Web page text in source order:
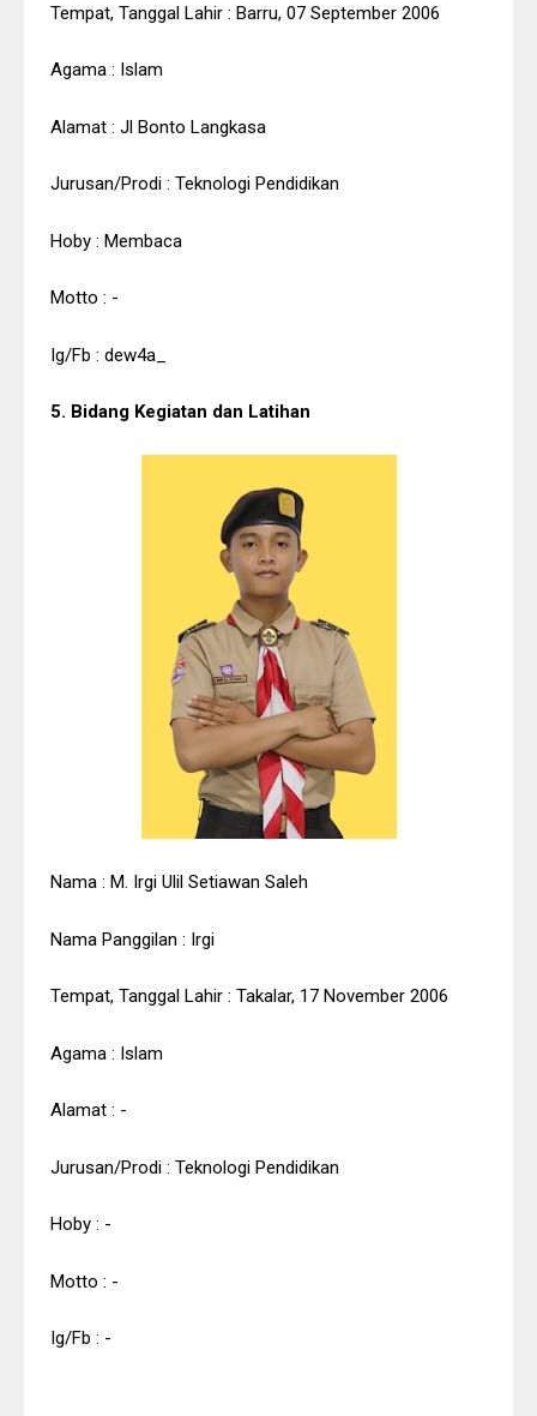
Tempat, Tanggal Lahir : Barru, 07 September 2006
Agama : Islam
Alamat : Jl Bonto Langkasa
Jurusan/Prodi : Teknologi Pendidikan
Hoby : Membaca
Motto : -
Ig/Fb : dew4a_
5. Bidang Kegiatan dan Latihan
Nama : M. Irgi Ulil Setiawan Saleh
Nama Panggilan : Irgi
Tempat, Tanggal Lahir : Takalar, 17 November 2006
Agama : Islam
Alamat : -
Jurusan/Prodi : Teknologi Pendidikan
Hoby : -
Motto : -
Ig/Fb : -